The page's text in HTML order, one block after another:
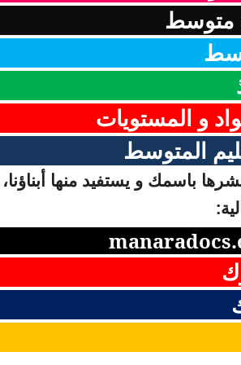
متوسط
و المستويات
المتوسط
باسمك و يستفيد منها